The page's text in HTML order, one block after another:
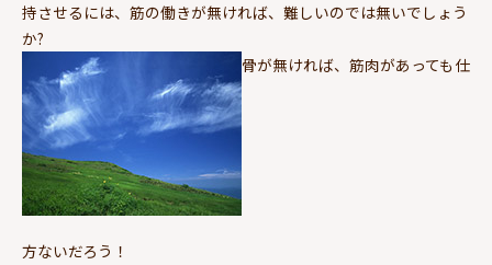
持させるには、筋の働きが無ければ、難しいのでは無いでしょう
か?
骨が無ければ、筋肉があっても仕
方ないだろう！